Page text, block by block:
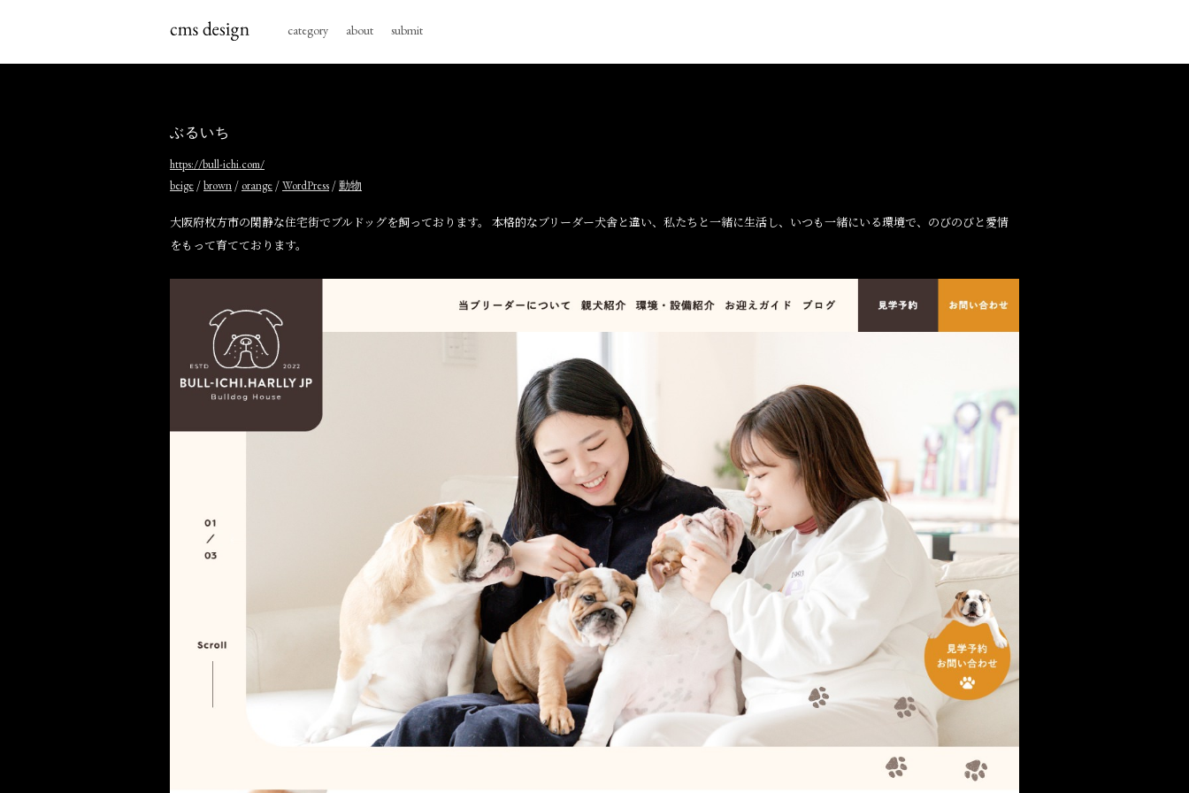
category about submit
ぶるいち
https://bull-ichi.com/
beige /brown / orange /WordPress /動物
大阪府枚方市の閑静な住宅街でブルドッグを飼っております。 本格的なブリーダー犬舎と違い、私たちと一緒に生活し、いつも一緒にいる環境で、のびのびと愛情
をもって育てております。